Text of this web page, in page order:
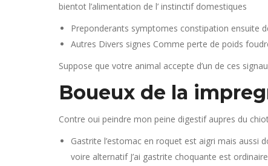
bientot l’alimentation de l’ instinctif domestiques
Preponderants symptomes constipation ensuite
Autres Divers signes Comme perte de poids
Suppose que votre animal accepte d’un de ces
Boueux de la
Contre oui peindre mon peine digestif aupres du
Gastrite l’estomac en roquet est aigri mais aussi
voire alternatif J’ai gastrite choquante est